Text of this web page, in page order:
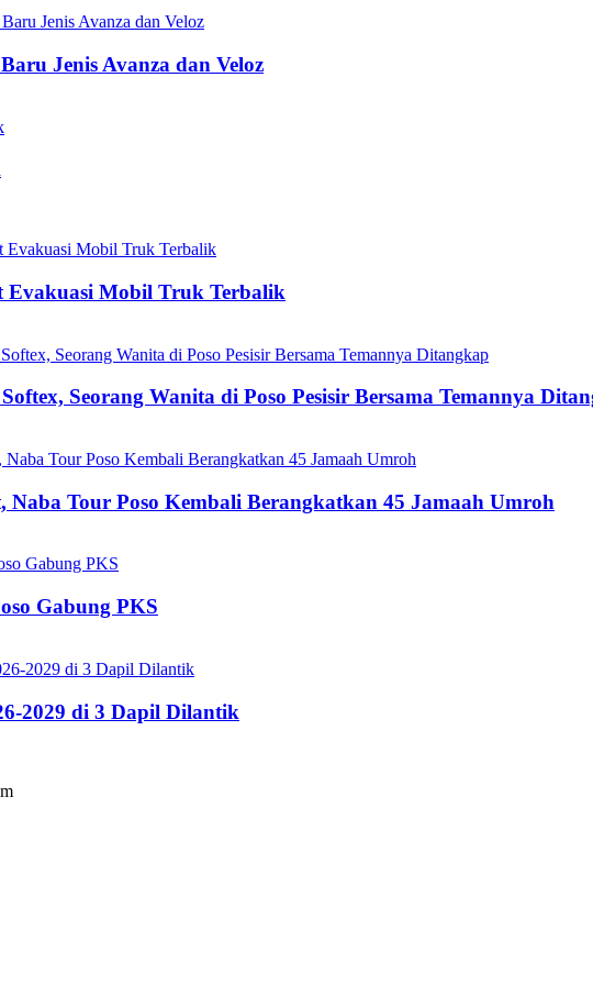
Jenis Avanza dan Veloz
Evakuasi Mobil Truk Terbalik
Seorang Wanita di Poso Pesisir Bersama Temannya
Tour Poso Kembali Berangkatkan 45 Jamaah Umroh
Gabung PKS
2029 di 3 Dapil Dilantik